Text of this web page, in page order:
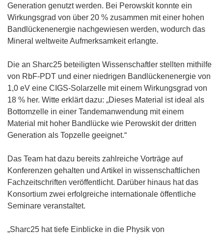
Generation genutzt werden. Bei Perowskit konnte ein
Wirkungsgrad von über 20 % zusammen mit einer hohen
Bandlückenenergie nachgewiesen werden, wodurch das
Mineral weltweite Aufmerksamkeit erlangte.
Die an Sharc25 beteiligten Wissenschaftler stellten mithilfe
von RbF-PDT und einer niedrigen Bandlückenenergie von
1,0 eV eine CIGS-Solarzelle mit einem Wirkungsgrad von
18 % her. Witte erklärt dazu: „Dieses Material ist ideal als
Bottomzelle in einer Tandemanwendung mit einem
Material mit hoher Bandlücke wie Perowskit der dritten
Generation als Topzelle geeignet.“
Das Team hat dazu bereits zahlreiche Vorträge auf
Konferenzen gehalten und Artikel in wissenschaftlichen
Fachzeitschriften veröffentlicht. Darüber hinaus hat das
Konsortium zwei erfolgreiche internationale öffentliche
Seminare veranstaltet.
„Sharc25 hat tiefe Einblicke in die Physik von